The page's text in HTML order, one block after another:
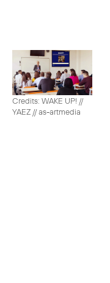
Credits: WAKE UP! //
YAEZ // as-artmedia